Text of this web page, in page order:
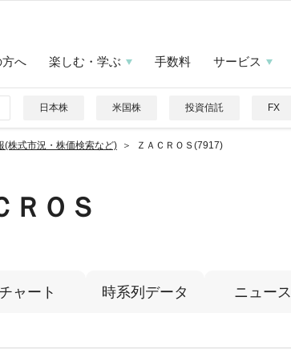
へ 楽しむ・学ぶ 手数料 サービス
日本株 米国株 投資信託 FX
(株式市況・株価検索など) ＺＡＣＲＯＳ(7917)
ＲＯＳ
チャート 時系列データ ニュース